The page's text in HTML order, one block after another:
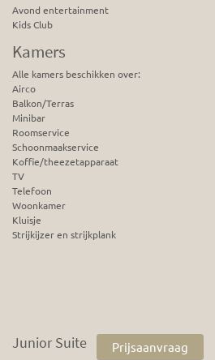
Avond entertainment
Kids Club
Kamers
Alle kamers beschikken over:
Airco
Balkon/Terras
Minibar
Roomservice
Schoonmaakservice
Koffie/theezetapparaat
TV
Telefoon
Woonkamer
Kluisje
Strijkijzer en strijkplank
Junior Suite Prijsaanvraag